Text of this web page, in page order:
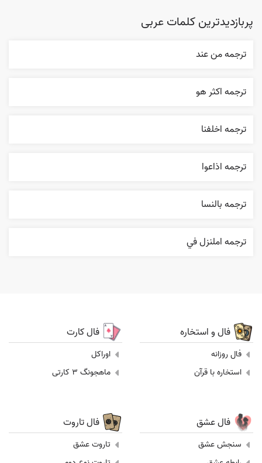
پربازدیدترین کلمات عربی
ترجمه من عند
ترجمه اکثر هو
ترجمه اخلفنا
ترجمه اذاعوا
ترجمه بالنسا
ترجمه املنزل في
فال و استخاره
فال روزانه
استخاره با قرآن
فال کارت
اوراکل
ماهجونگ 3 کارتی
فال عشق
سنجش عشق
فال تاروت
تاروت عشق